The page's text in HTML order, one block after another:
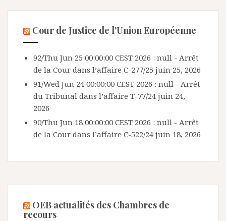
Cour de Justice de l’Union Européenne
92/Thu Jun 25 00:00:00 CEST 2026 : null - Arrêt
de la Cour dans l’affaire C-277/25 juin 25, 2026
91/Wed Jun 24 00:00:00 CEST 2026 : null - Arrêt
du Tribunal dans l’affaire T-77/24 juin 24,
2026
90/Thu Jun 18 00:00:00 CEST 2026 : null - Arrêt
de la Cour dans l’affaire C-522/24 juin 18, 2026
OEB actualités des Chambres de
recours